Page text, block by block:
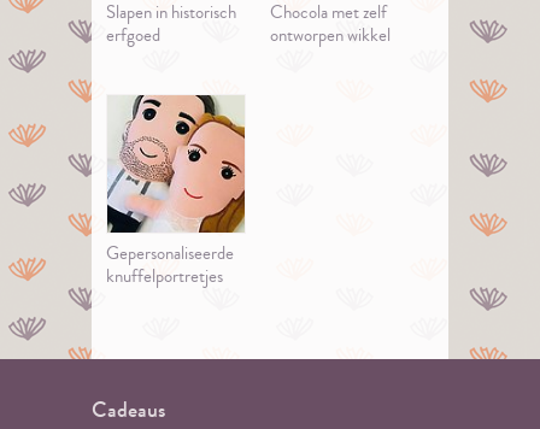
Slapen in historisch
erfgoed
Chocola met zelf
ontworpen wikkel
Gepersonaliseerde
knuffelportretjes
Cadeaus